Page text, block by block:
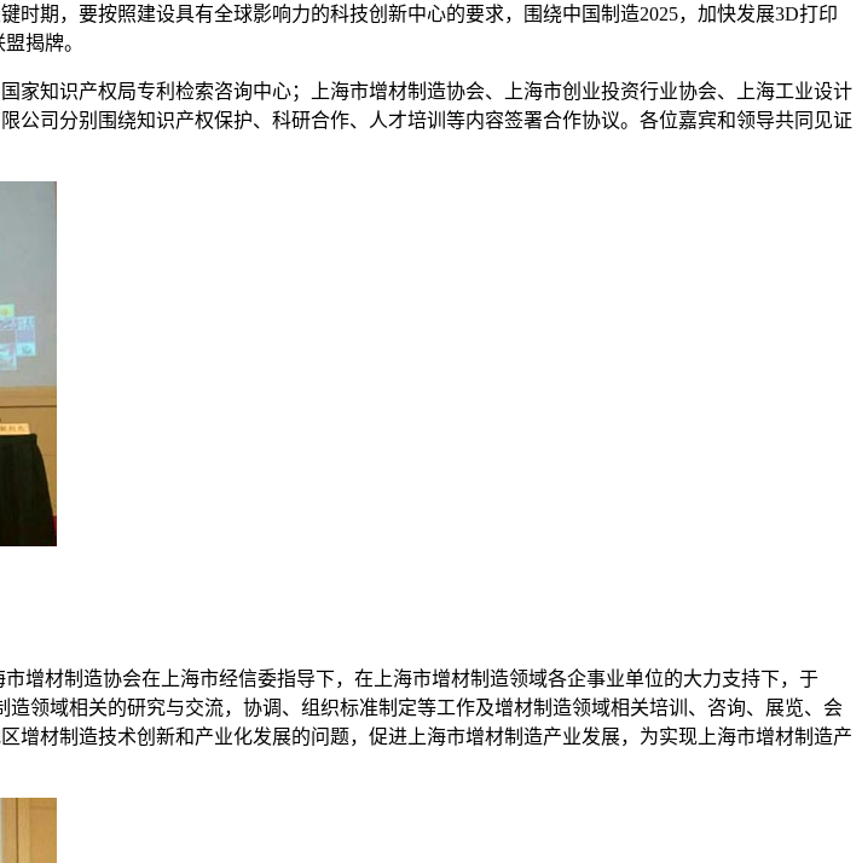
期，要按照建设具有全球影响力的科技创新中心的要求，围绕中国制造2025，加快发展3D打印
揭牌。
知识产权局专利检索咨询中心；上海市增材制造协会、上海市创业投资行业协会、上海工业设计
司分别围绕知识产权保护、科研合作、人才培训等内容签署合作协议。各位嘉宾和领导共同见证
增材制造协会在上海市经信委指导下，在上海市增材制造领域各企事业单位的大力支持下，于
领域相关的研究与交流，协调、组织标准制定等工作及增材制造领域相关培训、咨询、展览、会
材制造技术创新和产业化发展的问题，促进上海市增材制造产业发展，为实现上海市增材制造产